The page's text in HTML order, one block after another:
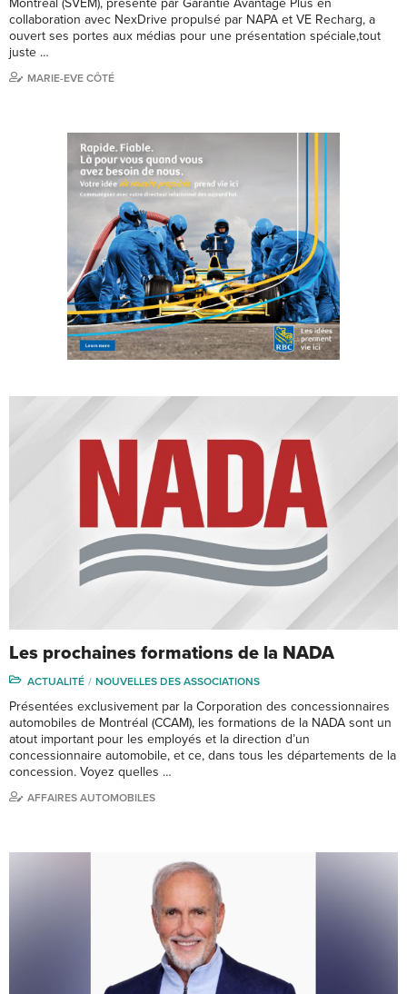
Montréal (SVEM), présenté par Garantie Avantage Plus en
collaboration avec NexDrive propulsé par NAPA et VE Recharg, a
ouvert ses portes aux médias pour une présentation spéciale,tout
juste …
MARIE-EVE CÔTÉ
Les prochaines formations de la NADA
ACTUALITÉ NOUVELLES DES ASSOCIATIONS
Présentées exclusivement par la Corporation des concessionnaires
automobiles de Montréal (CCAM), les formations de la NADA sont un
atout important pour les employés et la direction d’un
concessionnaire automobile, et ce, dans tous les départements de la
concession. Voyez quelles …
AFFAIRES AUTOMOBILES